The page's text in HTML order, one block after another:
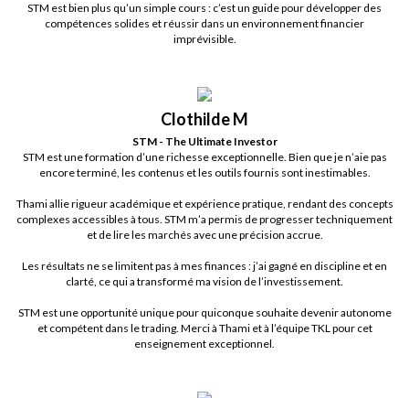
STM est bien plus qu’un simple cours : c’est un guide pour développer des
compétences solides et réussir dans un environnement financier
imprévisible.
Clothilde M
STM - The Ultimate Investor
STM est une formation d’une richesse exceptionnelle. Bien que je n’aie pas
encore terminé, les contenus et les outils fournis sont inestimables.
Thami allie rigueur académique et expérience pratique, rendant des concepts
complexes accessibles à tous. STM m’a permis de progresser techniquement
et de lire les marchés avec une précision accrue.
Les résultats ne se limitent pas à mes finances : j’ai gagné en discipline et en
clarté, ce qui a transformé ma vision de l’investissement.
STM est une opportunité unique pour quiconque souhaite devenir autonome
et compétent dans le trading. Merci à Thami et à l’équipe TKL pour cet
enseignement exceptionnel.